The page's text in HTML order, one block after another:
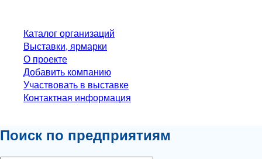
Каталог организаций
Выставки, ярмарки
О проекте
Добавить компанию
Участвовать в выставке
Контактная информация
Поиск по предприятиям